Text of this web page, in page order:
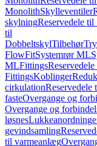
MonolithSkylleventiler
skylningReservedele
til
DobbeltskylTilbehør
FlowFitSystemrør ML
MLFittingsReservedele
FittingsKoblinger
cirkulation
fasteOvergange og
Overgange og
løsnes
gevindsamling
til varmeanlæg